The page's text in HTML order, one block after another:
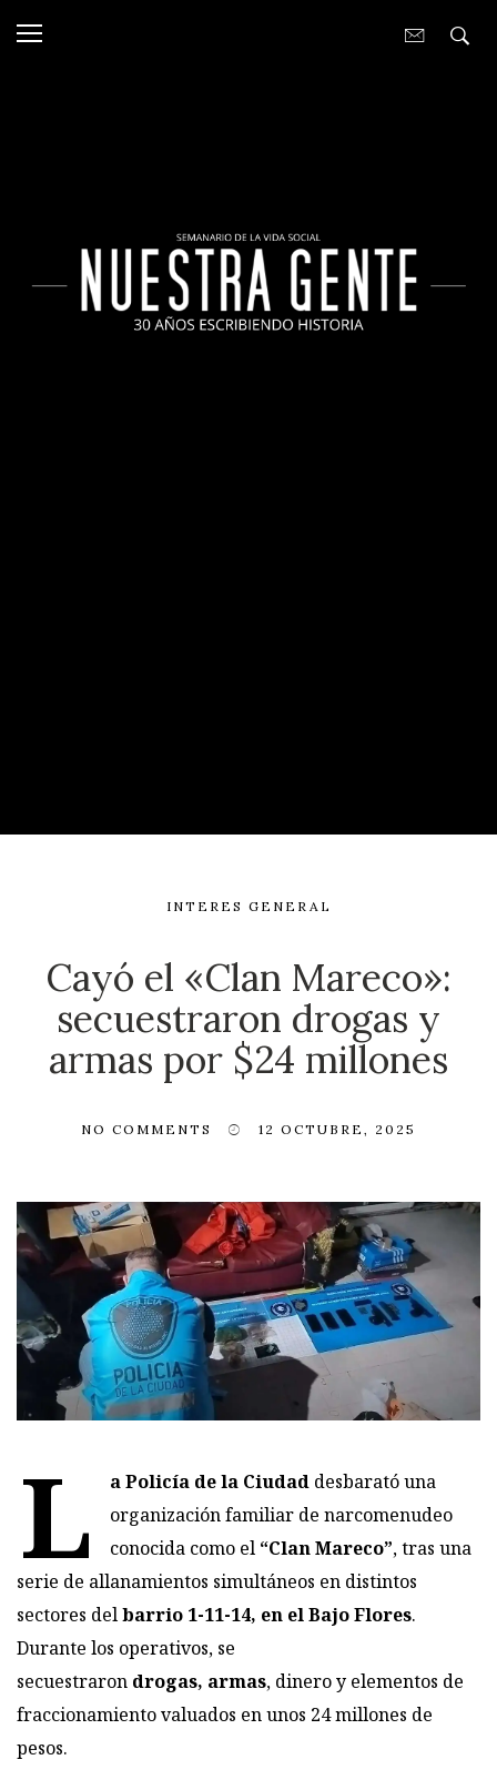
INTERES GENERAL
Cayó el «Clan Mareco»:
secuestraron drogas y
armas por $24 millones
NO COMMENTS 12 OCTUBRE, 2025
L a Policía de la Ciudad desbarató una
organización familiar de narcomenudeo
conocida como el “Clan Mareco”, tras una
serie de allanamientos simultáneos en distintos
sectores delbarrio 1-11-14, en el Bajo Flores.
Durante los operativos, se
secuestraron drogas, armas, dinero y elementos de
fraccionamiento valuados en unos 24 millones de
pesos.